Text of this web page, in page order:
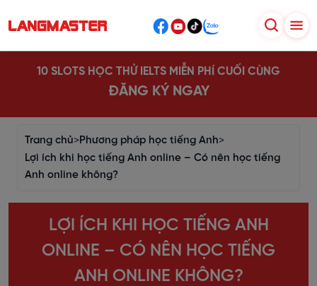
10 SLOTS HỌC THỬ IELTS MIỄN PHÍ CUỐI CÙNG
ĐĂNG KÝ NGAY
Trang chủ>Phương pháp học tiếng Anh>
Lợi ích khi học tiếng Anh online – Có nên học tiếng
Anh online không?
LỢI ÍCH KHI HỌC TIẾNG ANH
ONLINE – CÓ NÊN HỌC TIẾNG
ANH ONLINE KHÔNG?